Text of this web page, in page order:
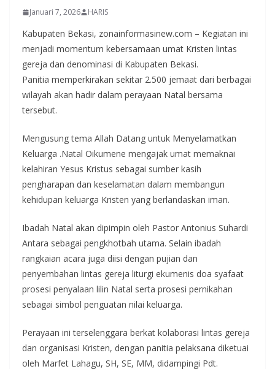
Januari 7, 2026 HARIS
Kabupaten Bekasi, zonainformasinew.com – Kegiatan ini
menjadi momentum kebersamaan umat Kristen lintas
gereja dan denominasi di Kabupaten Bekasi.
Panitia memperkirakan sekitar 2.500 jemaat dari berbagai
wilayah akan hadir dalam perayaan Natal bersama
tersebut.
Mengusung tema Allah Datang untuk Menyelamatkan
Keluarga .Natal Oikumene mengajak umat memaknai
kelahiran Yesus Kristus sebagai sumber kasih
pengharapan dan keselamatan dalam membangun
kehidupan keluarga Kristen yang berlandaskan iman.
Ibadah Natal akan dipimpin oleh Pastor Antonius Suhardi
Antara sebagai pengkhotbah utama. Selain ibadah
rangkaian acara juga diisi dengan pujian dan
penyembahan lintas gereja liturgi ekumenis doa syafaat
prosesi penyalaan lilin Natal serta prosesi pernikahan
sebagai simbol penguatan nilai keluarga.
Perayaan ini terselenggara berkat kolaborasi lintas gereja
dan organisasi Kristen, dengan panitia pelaksana diketuai
oleh Marfet Lahagu, SH, SE, MM, didampingi Pdt.